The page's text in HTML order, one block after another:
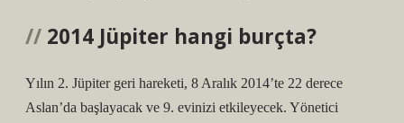
2014 Jüpiter hangi burçta?
Yılın 2. Jüpiter geri hareketi, 8 Aralık 2014’te 22 derece
Aslan’da başlayacak ve 9. evinizi etkileyecek. Yönetici